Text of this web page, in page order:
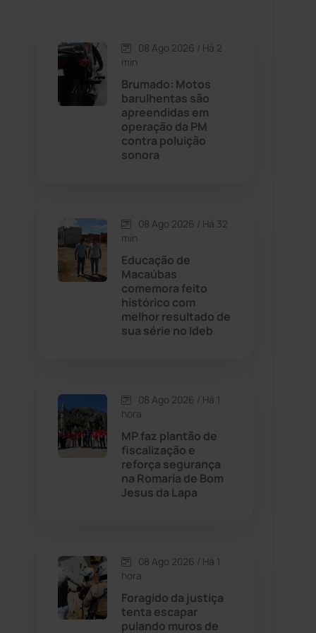
Caetité (1504)
Candiba
Cândido Sales
Caturama
Chapada Diamantina
(133)
Cordeiros
Dom Basílio
(1235)
Esportes
08 Ago 2026 / Há 2
min
Brumado: Motos
barulhentas são
apreendidas em
operação da PM
contra poluição
sonora
08 Ago 2026 / Há 32
min
Educação de
Macaúbas
comemora feito
histórico com
melhor resultado de
sua série no Ideb
08 Ago 2026 / Há 1
hora
MP faz plantão de
fiscalização e
reforça segurança
na Romaria de Bom
Jesus da Lapa
08 Ago 2026 / Há 1
hora
Foragido da justiça
tenta escapar
pulando muros de